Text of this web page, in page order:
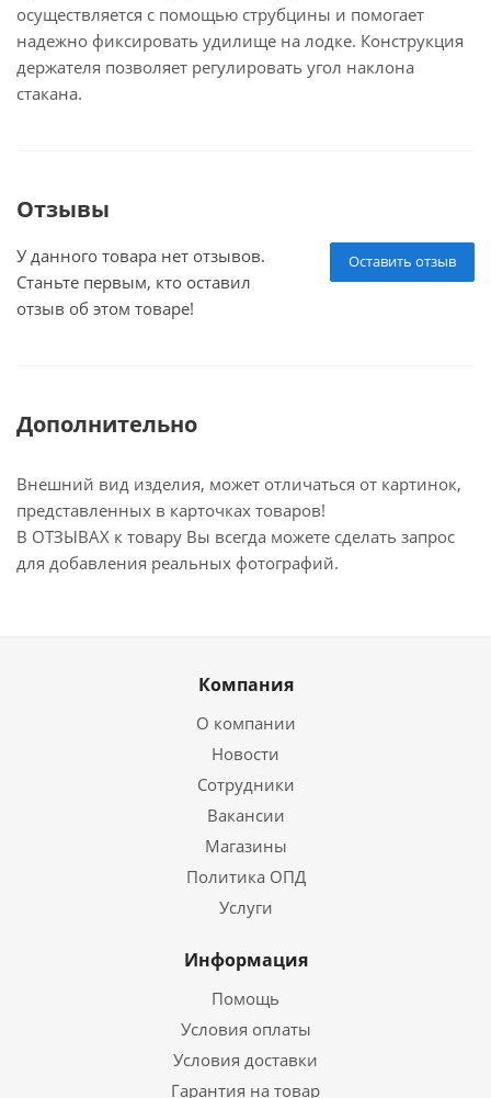
осуществляется с помощью струбцины и помогает
надежно фиксировать удилище на лодке. Конструкция
держателя позволяет регулировать угол наклона
стакана.
Отзывы
Оставить отзыв
У данного товара нет отзывов.
Станьте первым, кто оставил
отзыв об этом товаре!
Дополнительно
Внешний вид изделия, может отличаться от картинок,
представленных в карточках товаров!
В ОТЗЫВАХ к товару Вы всегда можете сделать запрос
для добавления реальных фотографий.
Компания
О компании
Новости
Сотрудники
Вакансии
Магазины
Политика ОПД
Услуги
Информация
Помощь
Условия оплаты
Условия доставки
Гарантия на товар